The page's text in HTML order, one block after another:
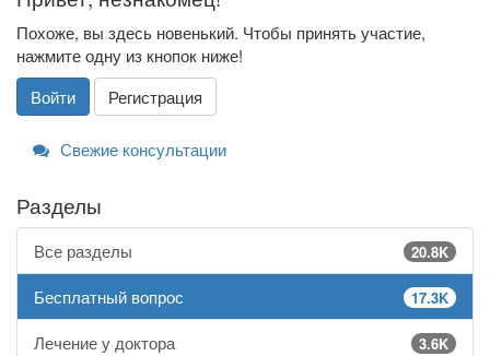
Похоже, вы здесь новенький. Чтобы принять участие,
нажмите одну из кнопок ниже!
Войти
Регистрация
Свежие консультации
Разделы
Все разделы 20.8K
Бесплатный вопрос 17.3K
Лечение у доктора 3.6K